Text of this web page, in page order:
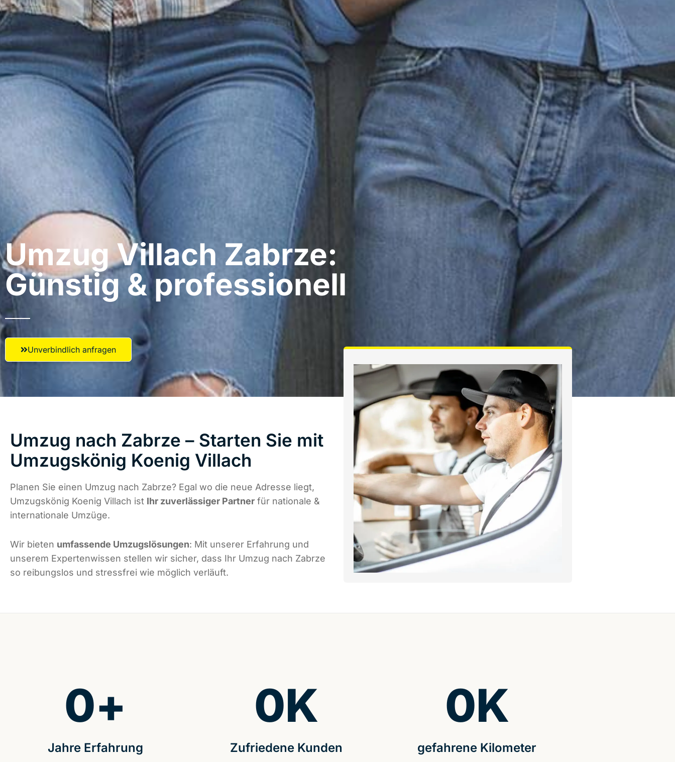
Umzug Villach​ Zabrze:
Günstig & professionell​
Unverbindlich anfragen
Umzug nach Zabrze – Starten Sie mit
Umzugskönig Koenig Villach
Planen Sie einen Umzug nach Zabrze? Egal wo die neue Adresse liegt,
Umzugskönig Koenig Villach ist Ihr zuverlässiger Partner für nationale &
internationale Umzüge.
Wir bieten umfassende Umzugslösungen: Mit unserer Erfahrung und
unserem Expertenwissen stellen wir sicher, dass Ihr Umzug nach Zabrze
so reibungslos und stressfrei wie möglich verläuft.
Jahre Erfahrung
0+
Zufriedene Kunden
0K
gefahrene Kilometer
0K